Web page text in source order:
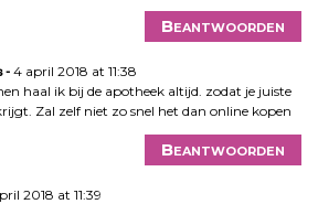
Beantwoorden
4 april 2018 at 11:38
haal ik bij de apotheek altijd. zodat je juiste
Zal zelf niet zo snel het dan online kopen
Beantwoorden
2018 at 11:39